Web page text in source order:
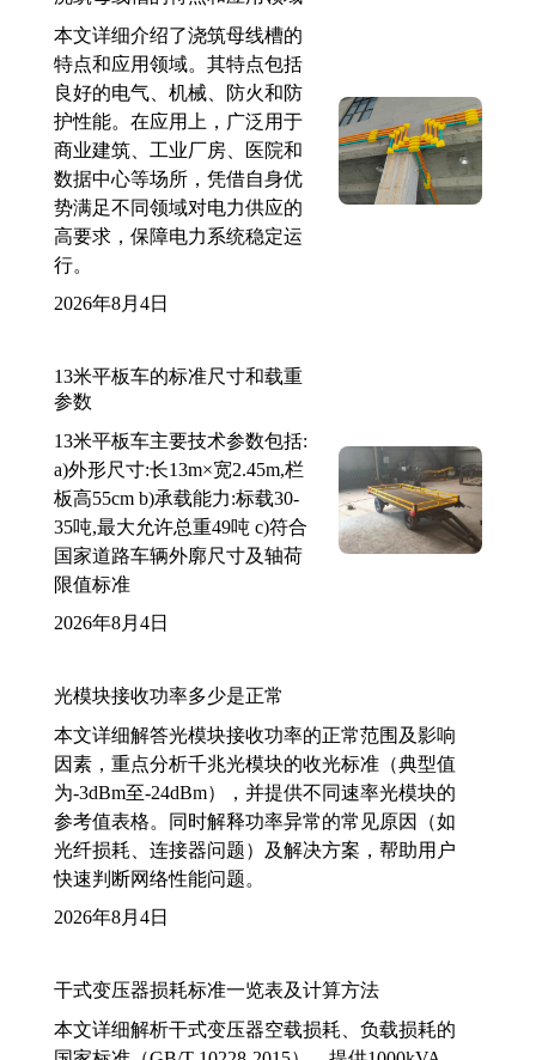
本文详细介绍了浇筑母线槽的
特点和应用领域。其特点包括
良好的电气、机械、防火和防
护性能。在应用上，广泛用于
商业建筑、工业厂房、医院和
数据中心等场所，凭借自身优
势满足不同领域对电力供应的
高要求，保障电力系统稳定运
行。
2026年8月4日
13米平板车的标准尺寸和载重
参数
13米平板车主要技术参数包括:
a)外形尺寸:长13m×宽2.45m,栏
板高55cm b)承载能力:标载30-
35吨,最大允许总重49吨 c)符合
国家道路车辆外廓尺寸及轴荷
限值标准
2026年8月4日
光模块接收功率多少是正常
本文详细解答光模块接收功率的正常范围及影响
因素，重点分析千兆光模块的收光标准（典型值
为-3dBm至-24dBm），并提供不同速率光模块的
参考值表格。同时解释功率异常的常见原因（如
光纤损耗、连接器问题）及解决方案，帮助用户
快速判断网络性能问题。
2026年8月4日
干式变压器损耗标准一览表及计算方法
本文详细解析干式变压器空载损耗、负载损耗的